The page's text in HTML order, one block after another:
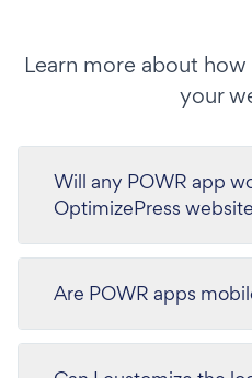
Learn more about
your
Will any POWR app
OptimizePress
Are POWR apps